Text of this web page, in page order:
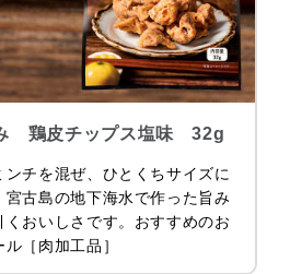
鶏皮チップス塩味 32g
チを混ぜ、ひとくちサイズに
古島の地下海水で作った旨み
おいしさです。おすすめのお
［肉加工品］